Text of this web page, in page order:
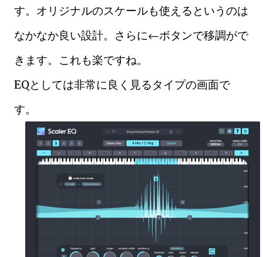
す。オリジナルのスケールも使えるというのは
なかなか良い設計。さらに←ボタンで移調がで
きます。これも楽ですね。
EQとしては非常に良く見るタイプの画面で
す。